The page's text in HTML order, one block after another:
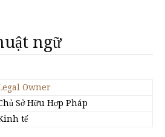
ngữ
Owner
Sở Hữu Hợp Pháp
tế